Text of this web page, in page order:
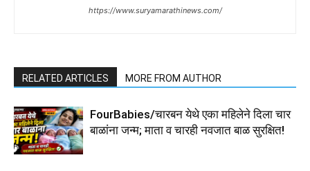
https://www.suryamarathinews.com/
RELATED ARTICLES MORE FROM AUTHOR
FourBabies/चारबन येथे एका महिलेने दिला चार
बाळांना जन्म; माता व चारही नवजात बाळ सुरक्षित!